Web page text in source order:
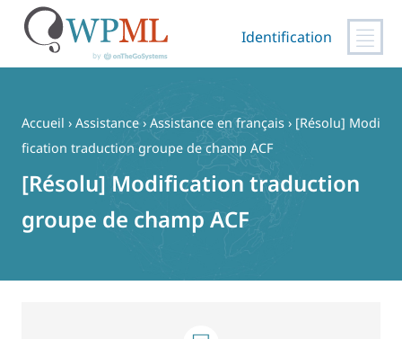
contenu
Identification
Accueil › Assistance › Assistance en français › [Résolu] Modi
fication traduction groupe de champ ACF
[Résolu] Modification traduction
groupe de champ ACF